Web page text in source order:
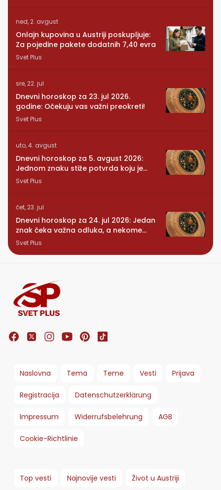
ned, 2. avgust
Onlajn kupovina u Austriji poskupljuje:
Za pojedine pakete dodatnih 7,40 evra
Svet Plus
sre, 22. jul
Dnevni horoskop za 23. jul 2026.
godine: Očekuju vas važni preokreti!
Svet Plus
uto, 4. avgust
Dnevni horoskop za 5. avgust 2026:
Jednom znaku stiže potvrda koju je
dugo čekao
Svet Plus
čet, 23. jul
Dnevni horoskop za 24. jul 2026: Jedan
znak čeka važna odluka, a nekome
stiže iznenađenje
Svet Plus
Naslovna Tema Teme Vesti Prijava
Registracija Datenschutzerklärung
Impressum Widerrufsbelehrung AGB
Cookie-Richtlinie
Top vesti Najnovije vesti Život u Austriji